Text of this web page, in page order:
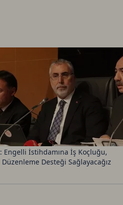
Engelli İstihdamına İş Koçluğu,
Desteği Sağlayacağız